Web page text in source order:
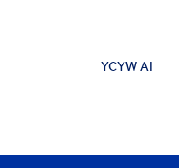
YCYW AI